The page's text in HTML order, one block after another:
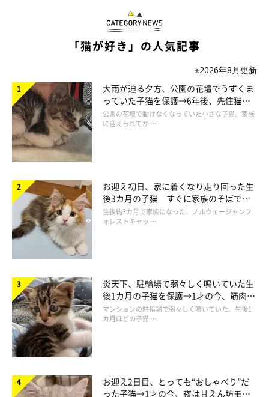
笑顔がせつない
側面を蹴られ続け、あざらしが少しふっくらと戻ってきた気
水で戻した乾物のような「もどしあざらし」の完成です。
「猫が好き」の人気記事
※2026年8月更新
大雨が迫る夕方、公園の花壇でうずくま
っていた子猫を保護→6年後、先住猫
と“姉妹”のような関係に
公園の花壇で動けなくなっていた小さな子猫。家族
に迎えられてか …
お迎え初日、家に着くなり走り回った生
後3カ月の子猫 すぐに家族のそばで落
ち着く姿に「迎えてよかった」
生後約3カ月で家族になった、ノルウェージャンフ
ォレストキャッ …
炎天下、駐輪場で弱々しく鳴いていた生
後1カ月の子猫を保護→1才の今、筋肉質
でツンデレなコに成長
マンションの駐輪場で弱々しく鳴いていた、生後1
カ月ほどの子猫 …
お迎え2日目、とっても“おしゃべり”だ
った子猫→1才の今、夜は甘えん坊モー